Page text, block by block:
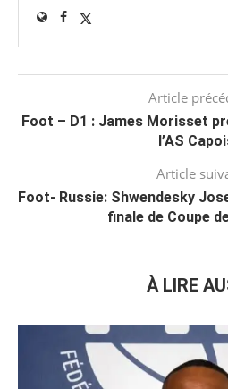
Article
Foot – D1 : James Morisset
l’AS
Article
Foot- Russie: Shwendesky
finale de Coupe
À LIRE